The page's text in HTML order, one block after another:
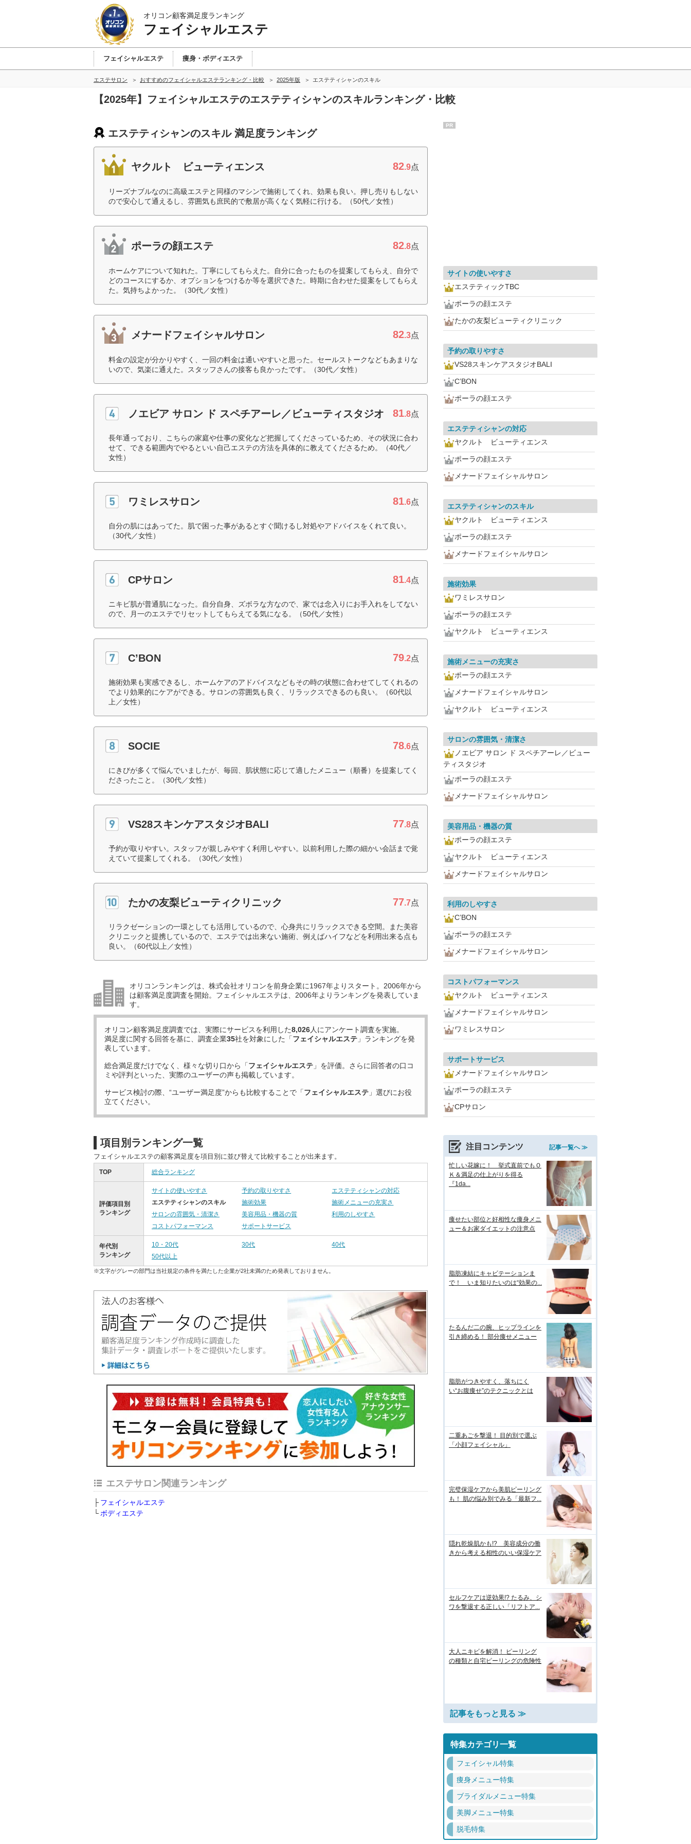
オリコン顧客満足度ランキング
フェイシャルエステ
フェイシャルエステ 痩身・ボディエステ
エステサロン おすすめのフェイシャルエステランキング・比較 2025年版 エステティシャンのスキル
【2025年】フェイシャルエステのエステティシャンのスキルランキング・比較
エステティシャンのスキル 満足度ランキング
ヤクルト ビューティエンス 82.9点
リーズナブルなのに高級エステと同様のマシンで施術してくれ、効果も良い。押し売りもしない
ので安心して通えるし、雰囲気も庶民的で敷居が高くなく気軽に行ける。（50代／女性）
ポーラの顔エステ 82.8点
ホームケアについて知れた。丁寧にしてもらえた。自分に合ったものを提案してもらえ、自分で
どのコースにするか、オプションをつけるか等を選択できた。時期に合わせた提案をしてもらえ
た。気持ちよかった。（30代／女性）
メナードフェイシャルサロン 82.3点
料金の設定が分かりやすく、一回の料金は通いやすいと思った。セールストークなどもあまりな
いので、気楽に通えた。スタッフさんの接客も良かったです。（30代／女性）
ノエビア サロン ド スペチアーレ／ビューティスタジオ 81.8点
長年通っており、こちらの家庭や仕事の変化など把握してくださっているため、その状況に合わ
せて、できる範囲内でやるといい自己エステの方法を具体的に教えてくださるため。（40代／
女性）
ワミレスサロン 81.6点
自分の肌にはあってた。肌で困った事があるとすぐ聞けるし対処やアドバイスをくれて良い。
（30代／女性）
CPサロン 81.4点
ニキビ肌が普通肌になった。自分自身、ズボラな方なので、家では念入りにお手入れをしてない
ので、月一のエステでリセットしてもらえてる気になる。（50代／女性）
C’BON 79.2点
施術効果も実感できるし、ホームケアのアドバイスなどもその時の状態に合わせてしてくれるの
でより効果的にケアができる。サロンの雰囲気も良く、リラックスできるのも良い。（60代以
上／女性）
SOCIE 78.6点
にきびが多くて悩んでいましたが、毎回、肌状態に応じて適したメニュー（順番）を提案してく
ださったこと。（30代／女性）
VS28スキンケアスタジオBALI 77.8点
予約が取りやすい。スタッフが親しみやすく利用しやすい。以前利用した際の細かい会話まで覚
えていて提案してくれる。（30代／女性）
たかの友梨ビューティクリニック 77.7点
リラクゼーションの一環としても活用しているので、心身共にリラックスできる空間。また美容
クリニックと提携しているので、エステでは出来ない施術、例えばハイフなどを利用出来る点も
良い。（60代以上／女性）
オリコンランキングは、株式会社オリコンを前身企業に1967年よりスタート。2006年から
は顧客満足度調査を開始。フェイシャルエステは、2006年よりランキングを発表していま
す。
オリコン顧客満足度調査では、実際にサービスを利用した8,026人にアンケート調査を実施。
満足度に関する回答を基に、調査企業35社を対象にした「フェイシャルエステ 」ランキングを発
表しています。
総合満足度だけでなく、様々な切り口から「フェイシャルエステ 」を評価。さらに回答者の口コ
ミや評判といった、実際のユーザーの声も掲載しています。
サービス検討の際、“ユーザー満足度”からも比較することで「フェイシャルエステ 」選びにお役
立てください。
項目別ランキング一覧
フェイシャルエステの顧客満足度を項目別に並び替えて比較することが出来ます。
TOP 総合ランキング
評価項目別
ランキング
サイトの使いやすさ 予約の取りやすさ
エステティシャンの対応
エステティシャンのスキル
施術効果
施術メニューの充実さ
サロンの雰囲気・清潔さ
美容用品・機器の質
利用のしやすさ
コストパフォーマンス
サポートサービス
年代別
ランキング
10・20代 30代
40代
50代以上
※文字がグレーの部門は当社規定の条件を満たした企業が2社未満のため発表しておりません。
エステサロン関連ランキング
フェイシャルエステ
ボディエステ
PR
サイトの使いやすさ
エステティックTBC
ポーラの顔エステ
たかの友梨ビューティクリニック
予約の取りやすさ
VS28スキンケアスタジオBALI
C’BON
ポーラの顔エステ
エステティシャンの対応
ヤクルト ビューティエンス
ポーラの顔エステ
メナードフェイシャルサロン
エステティシャンのスキル
ヤクルト ビューティエンス
ポーラの顔エステ
メナードフェイシャルサロン
施術効果
ワミレスサロン
ポーラの顔エステ
ヤクルト ビューティエンス
施術メニューの充実さ
ポーラの顔エステ
メナードフェイシャルサロン
ヤクルト ビューティエンス
サロンの雰囲気・清潔さ
ノエビア サロン ド スペチアーレ／ビュー
ティスタジオ
ポーラの顔エステ
メナードフェイシャルサロン
美容用品・機器の質
ポーラの顔エステ
ヤクルト ビューティエンス
メナードフェイシャルサロン
利用のしやすさ
C’BON
ポーラの顔エステ
メナードフェイシャルサロン
コストパフォーマンス
ヤクルト ビューティエンス
メナードフェイシャルサロン
ワミレスサロン
サポートサービス
メナードフェイシャルサロン
ポーラの顔エステ
CPサロン
注目コンテンツ 記事一覧へ ≫
忙しい花嫁に！ 挙式直前でもＯ
Ｋ＆満足の仕上がりを得る
『1da...
痩せたい部位と好相性な痩身メニ
ュー＆お家ダイエットの注意点
脂肪凍結にキャビテーションま
で！ いま知りたいのは“効果の...
たるんだ二の腕、ヒップラインを
引き締める！ 部分痩せメニュー
脂肪がつきやすく、落ちにく
い“お腹痩せ”のテクニックとは
二重あごを撃退！ 目的別で選ぶ
「小顔フェイシャル」
完璧保湿ケアから美肌ピーリング
も！ 肌の悩み別でみる「最新フ...
隠れ乾燥肌かも!? 美容成分の働
きから考える相性のいい保湿ケア
セルフケアは逆効果!? たるみ、シ
ワを撃退する正しい「リフトア...
大人ニキビを解消！ ピーリング
の種類と自宅ピーリングの危険性
記事をもっと見る ≫
特集カテゴリ一覧
フェイシャル特集
痩身メニュー特集
ブライダルメニュー特集
美脚メニュー特集
脱毛特集